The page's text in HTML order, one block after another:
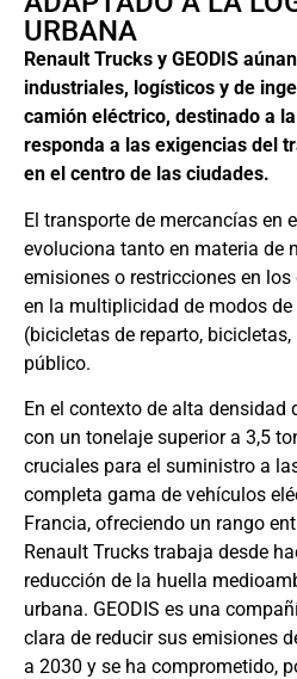
URBANA
Renault Trucks y GEODIS
industriales, logísticos y de
camión eléctrico, destinado a
responda a las exigencias del
en el centro de las ciudades.
El transporte de mercancías en
evoluciona tanto en materia de
emisiones o restricciones en
en la multiplicidad de modos
(bicicletas de reparto,
público.
En el contexto de alta densidad
con un tonelaje superior a 3,5
cruciales para el suministro a
completa gama de vehículos
Francia, ofreciendo un rango
Renault Trucks trabaja desde
reducción de la huella
urbana. GEODIS es una
clara de reducir sus emisiones
a 2030 y se ha comprometido,